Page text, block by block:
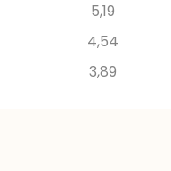
5,19
4,54
3,89